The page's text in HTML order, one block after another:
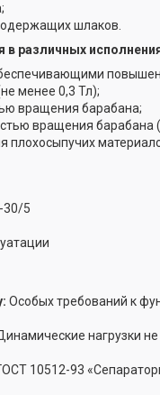
шлаков.
различных
менее 0,3 Тл);
вращения барабана;
вращения барабана
плохосыпучих
30/5
Особых требований к
нагрузки
10512-93